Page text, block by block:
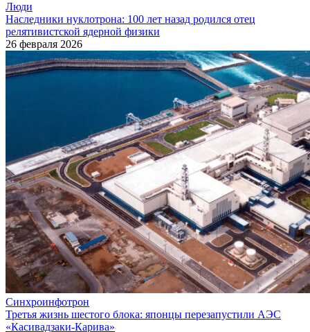
Люди
Наследники нуклотрона: 100 лет назад родился отец
релятивистской ядерной физики
26 февраля 2026
Синхроинфотрон
Третья жизнь шестого блока: японцы перезапустили АЭС
«Касивадзаки­-Карива»